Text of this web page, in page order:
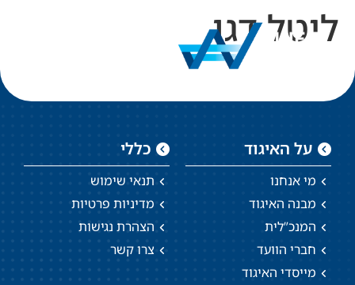
ליטל דגן
על האיגוד
מי אנחנו
מבנה האיגוד
המנכ”לית
חברי הוועד
מייסדי האיגוד
כללי
תנאי שימוש
מדיניות פרטיות
הצהרת נגישות
צרו קשר